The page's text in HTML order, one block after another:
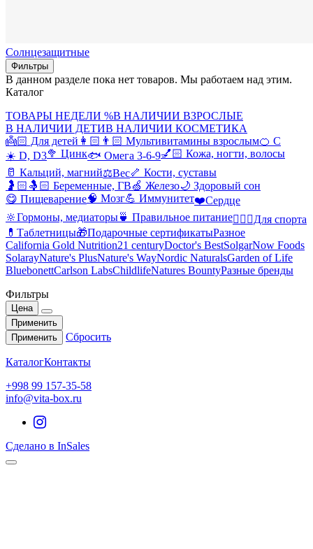
Солнцезащитные
Фильтры
В данном разделе пока нет товаров. Мы работаем над этим.
Каталог
ТОВАРЫ НЕДЕЛИ %В НАЛИЧИИ ВЗРОСЛЫЕ
В НАЛИЧИИ ДЕТИВ НАЛИЧИИ КОСМЕТИКА
👼🏻 Для детей 👩🏻👨🏻 Мультивитамины взрослым🍊 С
☀️ D, D3🥦 Цинк🐟 Омега 3-6-9💅🏻 Кожа, ногти, волосы
🥛 Кальций, магний⚖️Вес🦴 Кости, суставы
🤰🏻🤱🏻 Беременные, ГВ🍏 Железо🌙 Здоровый сон
😋 Пищеварение🧠 Мозг💪 Иммунитет❤️Сердце
🔆Гормоны, медиаторы🍵 Правильное питание🤸🏻‍♀️Для спорта
💊Таблетницы🎁Подарочные сертификатыРазное
California Gold Nutrition21 centuryDoctor's BestSolgarNow Foods
SolarayNature's PlusNature's WayNordic NaturalsGarden of Life
BluebonettCarlson LabsChildlifeNatures BountyРазные бренды
Фильтры
Цена
Применить
Применить
Сбросить
КаталогКонтакты
+998 99 157-35-58
info@vita-box.ru
Сделано в InSales